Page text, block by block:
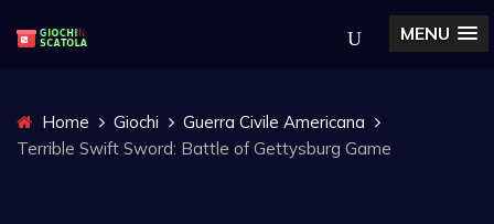
MENU
Home Giochi
Guerra Civile Americana
Terrible Swift Sword: Battle of Gettysburg Game